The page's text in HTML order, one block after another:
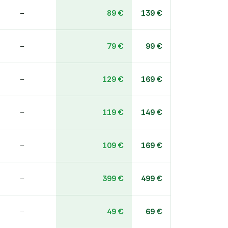
– 89 € 139 €
– 79 € 99 €
– 129 € 169 €
– 119 € 149 €
– 109 € 169 €
– 399 € 499 €
– 49 € 69 €